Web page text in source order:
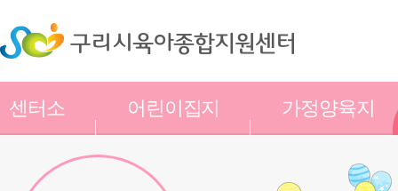
센터소
어린이집지
가정양육지